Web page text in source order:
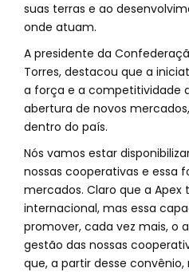
suas terras e ao
onde atuam.
A presidente da
Torres, destacou que a
a força e a competitividade
abertura de novos
dentro do país.
Nós vamos estar
nossas cooperativas e essa
mercados. Claro que a
internacional, mas essa
promover, cada vez mais, o
gestão das nossas
que, a partir desse